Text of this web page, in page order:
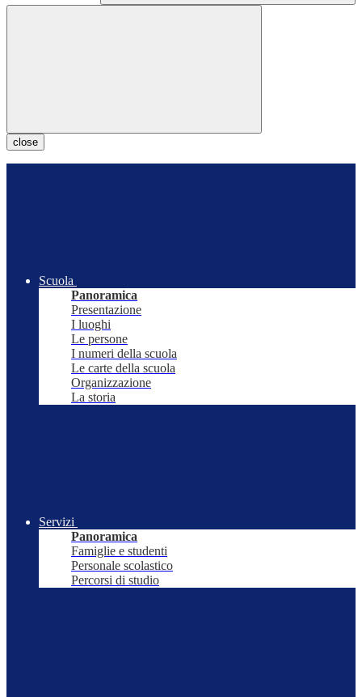
close
Scuola
Panoramica
Presentazione
I luoghi
Le persone
I numeri della scuola
Le carte della scuola
Organizzazione
La storia
Servizi
Panoramica
Famiglie e studenti
Personale scolastico
Percorsi di studio